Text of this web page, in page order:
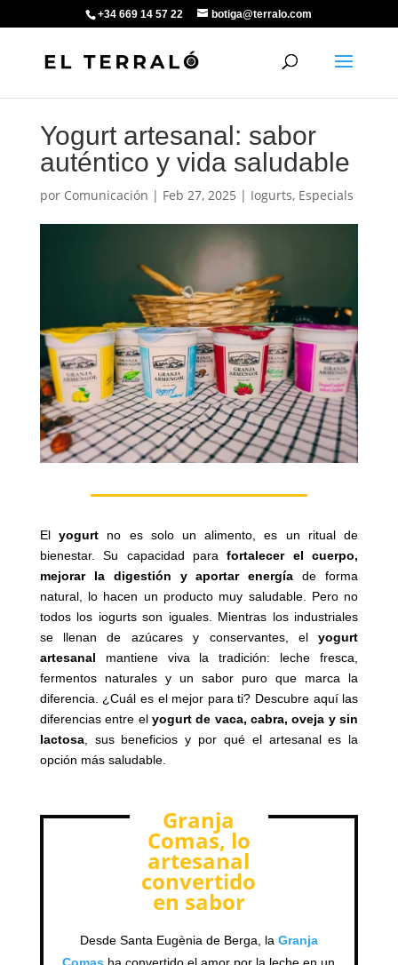
+34 669 14 57 22 botiga@terralo.com
Yogurt artesanal: sabor
auténtico y vida saludable
por Comunicación | Feb 27, 2025 | Iogurts, Especials
Elyogurt no es solo un alimento, es un ritual de
bienestar. Su capacidad parafortalecer el cuerpo,
mejorar la digestión y aportar energía de forma
natural, lo hacen un producto muy saludable. Pero no
todos los iogurts son iguales. Mientras los industriales
se llenan de azúcares y conservantes, elyogurt
artesanal mantiene viva la tradición: leche fresca,
fermentos naturales y un sabor puro que marca la
diferencia. ¿Cuál es el mejor para ti? Descubre aquí las
diferencias entre el yogurt de vaca, cabra, oveja y sin
lactosa, sus beneficios y por qué el artesanal es la
opción más saludable.
Granja
Comas, lo
artesanal
convertido
en sabor
Desde Santa Eugènia de Berga, la Granja
Comas ha convertido el amor por la leche en un